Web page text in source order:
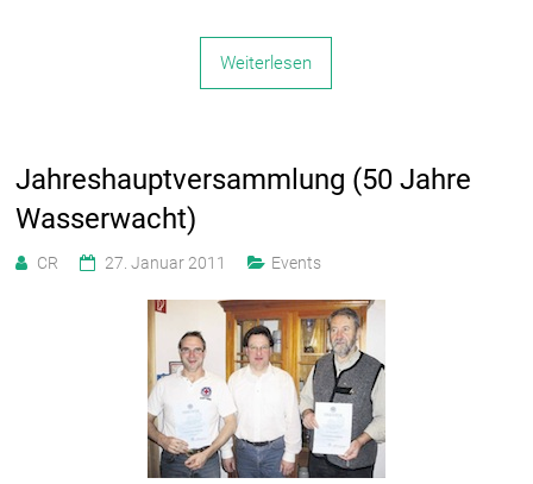
Weiterlesen
Jahreshauptversammlung (50 Jahre
Wasserwacht)
CR 27. Januar 2011 Events